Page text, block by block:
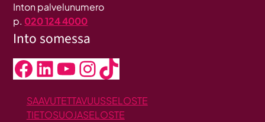
Inton palvelunumero
p. 020 124 4000
Into somessa
Facebook LinkedIn YouTube InstagramTikTok
SAAVUTETTAVUUSSELOSTE
TIETOSUOJASELOSTE